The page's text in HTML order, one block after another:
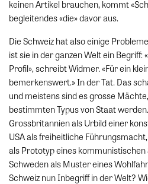
keinen Artikel brauchen, kommt
begleitendes «die» davor aus.
Die Schweiz hat also einige
ist sie in der ganzen Welt ein Begriff:
Profil», schreibt Widmer. «Für ein
bemerkenswert.» In der Tat. Das
und meistens sind es grosse
bestimmten Typus von Staat
Grossbritannien als Urbild einer
USA als freiheitliche
als Prototyp eines
Schweden als Muster eines
Schweiz nun Inbegriff in der Welt?